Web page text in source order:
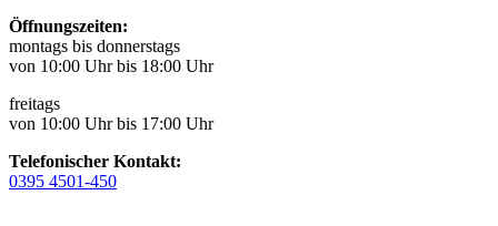
Öffnungszeiten:
montags bis donnerstags
von 10:00 Uhr bis 18:00 Uhr
freitags
von 10:00 Uhr bis 17:00 Uhr
Telefonischer Kontakt:
0395 4501-450